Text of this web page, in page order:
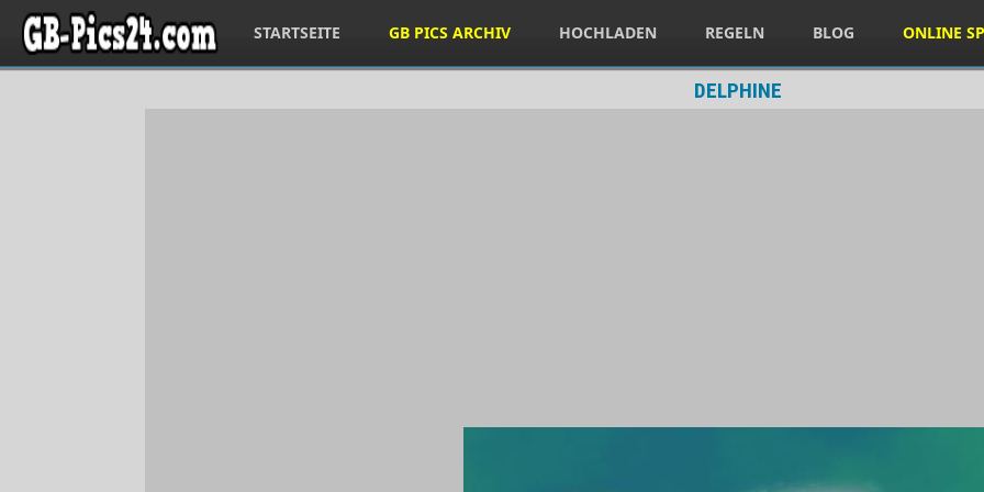
STARTSEITE GB PICS ARCHIV HOCHLADEN REGELN BLOG ONLINE
DELPHINE